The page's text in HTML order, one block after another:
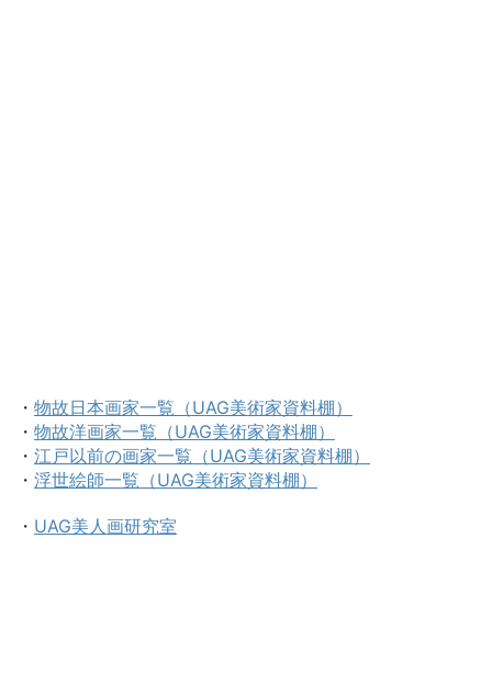
・ 物故日本画家一覧（UAG美術家資料棚）
・ 物故洋画家一覧（UAG美術家資料棚）
・ 江戸以前の画家一覧（UAG美術家資料棚）
・ 浮世絵師一覧（UAG美術家資料棚）
・ UAG美人画研究室